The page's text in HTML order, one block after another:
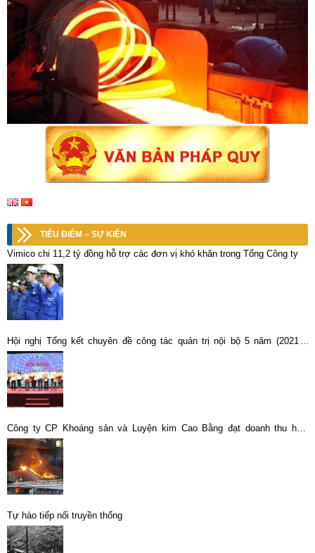
TIÊU ĐIỂM – SỰ KIỆN
Vimico chi 11,2 tỷ đồng hỗ trợ các đơn vị khó khăn trong Tổng Công ty
Hội nghị Tổng kết chuyên đề công tác quản trị nội bộ 5 năm (2021 –
2025)
Công ty CP Khoáng sản và Luyện kim Cao Bằng đạt doanh thu hơn
117,4 tỷ đồng
Tự hào tiếp nối truyền thống